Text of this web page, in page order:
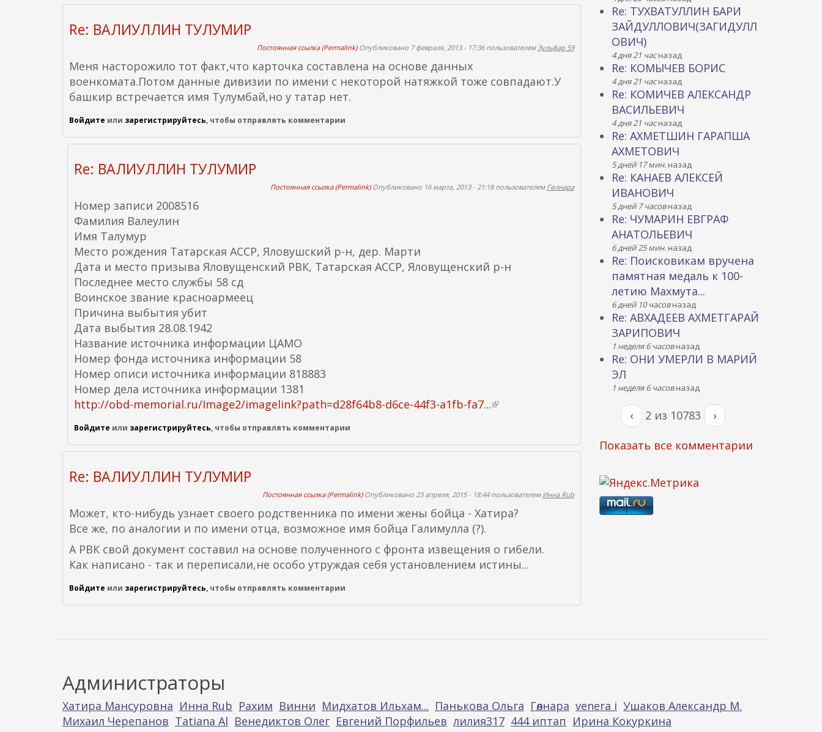
л
а
Re: ВАЛИУЛЛИН ТУЛУМИР
Постоянная ссылка (Permalink)Опубликовано 7 февраля, 2013 - 17:36 пользователемЗульфар 59
Меня насторожило тот факт,что карточка составлена на основе данных
военкомата.Потом данные дивизии по имени с некоторой натяжкой тоже совпадают.У
башкир встречается имя Тулумбай,но у татар нет.
Войдите или зарегистрируйтесь, чтобы отправлять комментарии
Re: ВАЛИУЛЛИН ТУЛУМИР
Постоянная ссылка (Permalink)Опубликовано 16 марта, 2013 - 21:18 пользователем Гөлнара
Номер записи 2008516
Фамилия Валеулин
Имя Талумур
Место рождения Татарская АССР, Яловушский р-н, дер. Марти
Дата и место призыва Яловущенский РВК, Татарская АССР, Яловущенский р-н
Последнее место службы 58 сд
Воинское звание красноармеец
Причина выбытия убит
Дата выбытия 28.08.1942
Название источника информации ЦАМО
Номер фонда источника информации 58
Номер описи источника информации 818883
Номер дела источника информации 1381
http://obd-memorial.ru/Image2/imagelink?path=d28f64b8-d6ce-44f3-a1fb-fa7...(
е
я
я
ы
л
а
Войдите или зарегистрируйтесь, чтобы отправлять комментарии
Re: ВАЛИУЛЛИН ТУЛУМИР
Постоянная ссылка (Permalink)Опубликовано 23 апреля, 2015 - 18:44 пользователем Инна Rub
Может, кто-нибудь узнает своего родственника по имени жены бойца - Хатира?
Все же, по аналогии и по имени отца, возможное имя бойца Галимулла (?).
А РВК свой документ составил на основе полученного с фронта извещения о гибели.
Как написано - так и переписали,не особо утруждая себя установлением истины...
Войдите или зарегистрируйтесь, чтобы отправлять комментарии
Re: ТУХВАТУЛЛИН БАРИ
ЗАЙДУЛЛОВИЧ(ЗАГИДУЛЛ
ОВИЧ)
4 дня 21 часназад
Re: КОМЫЧЕВ БОРИС
4 дня 21 часназад
Re: КОМИЧЕВ АЛЕКСАНДР
ВАСИЛЬЕВИЧ
4 дня 21 часназад
Re: АХМЕТШИН ГАРАПША
АХМЕТОВИЧ
5 дней 17 мин.назад
Re: КАНАЕВ АЛЕКСЕЙ
ИВАНОВИЧ
5 дней 7 часовназад
Re: ЧУМАРИН ЕВГРАФ
АНАТОЛЬЕВИЧ
6 дней 25 мин.назад
Re: Поисковикам вручена
памятная медаль к 100-
летию Махмута...
6 дней 10 часовназад
Re: АВХАДЕЕВ АХМЕТГАРАЙ
ЗАРИПОВИЧ
1 неделя 6 часовназад
Re: ОНИ УМЕРЛИ В МАРИЙ
ЭЛ
1 неделя 6 часовназад
‹ 2 из 10783 ›
Показать все комментарии
Администраторы
Хатира Мансуровна Инна Rub Рахим Винни Мидхатов Ильхам... Панькова Ольга Гөлнара venera i Ушаков Александр М.
Михаил Черепанов Tatiana Al Венедиктов Олег Евгений Порфильев лилия317 444 иптап Ирина Кокуркина